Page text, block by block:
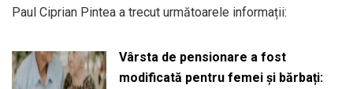
Paul Ciprian Pintea a trecut următoarele informații:
Vârsta de pensionare a fost
modificată pentru femei și bărbați: